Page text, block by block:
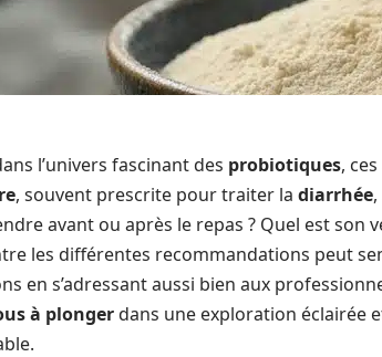
l’univers fascinant des probiotiques,
, souvent prescrite pour traiter la diarrhée
avant ou après le repas ? Quel est son
les différentes recommandations peut
en s’adressant aussi bien aux
à plongerdans une exploration éclairée